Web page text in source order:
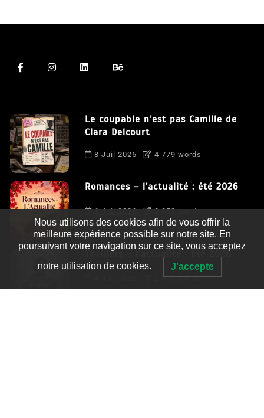
Le coupable n’est pas Camille de
Clara Delcourt
8 Juil 2026 4 779 words
Romances – l’actualité : été 2026
6 Juil 2026 3 052 words
Thrillers – l’actualité : été 2026
2 995 words
Nous utilisons des cookies afin de vous offrir la
meilleure expérience possible sur notre site. En
poursuivant votre navigation sur ce site, vous acceptez
notre utilisation de cookies. J'accepte